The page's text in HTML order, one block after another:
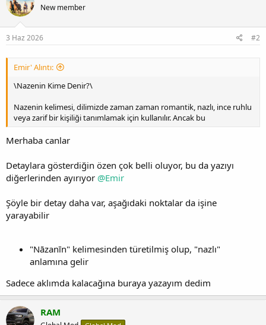
New member
3 Haz 2026 #2
Emir' Alıntı:
\Nazenin Kime Denir?\
Nazenin kelimesi, dilimizde zaman zaman romantik, nazlı, ince ruhlu
veya zarif bir kişiliği tanımlamak için kullanılır. Ancak bu
Merhaba canlar
Detaylara gösterdiğin özen çok belli oluyor, bu da yazıyı
diğerlerinden ayırıyor @Emir
Şöyle bir detay daha var, aşağıdaki noktalar da işine
yarayabilir
"Nāzanīn" kelimesinden türetilmiş olup, "nazlı"
anlamına gelir
Sadece aklımda kalacağına buraya yazayım dedim
RAM